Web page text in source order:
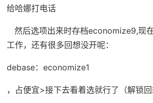
给哈娜打电话
然后选项出来时存档economize9,现
工作，还有很多回想没开呢：
debase：economize1
，占便宜>接下去看着选就行了（解锁